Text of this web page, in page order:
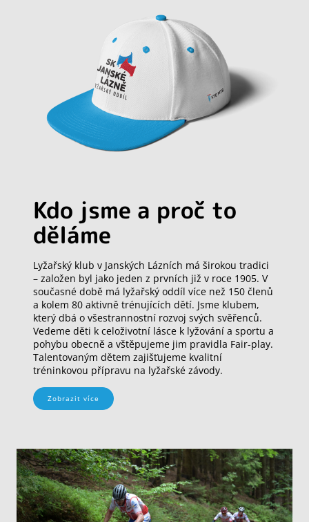
Kdo jsme a proč to
děláme
Lyžařský klub v Janských Lázních má širokou tradici
– založen byl jako jeden z prvních již v roce 1905. V
současné době má lyžařský oddíl více než 150 členů
a kolem 80 aktivně trénujících dětí. Jsme klubem,
který dbá o všestrannostní rozvoj svých svěřenců.
Vedeme děti k celoživotní lásce k lyžování a sportu a
pohybu obecně a vštěpujeme jim pravidla Fair-play.
Talentovaným dětem zajišťujeme kvalitní
tréninkovou přípravu na lyžařské závody.
Zobrazit více